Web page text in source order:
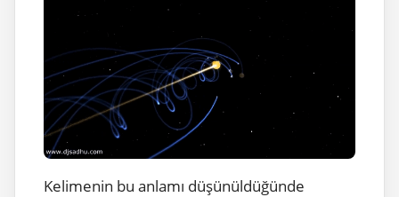
Kelimenin bu anlamı düşünüldüğünde